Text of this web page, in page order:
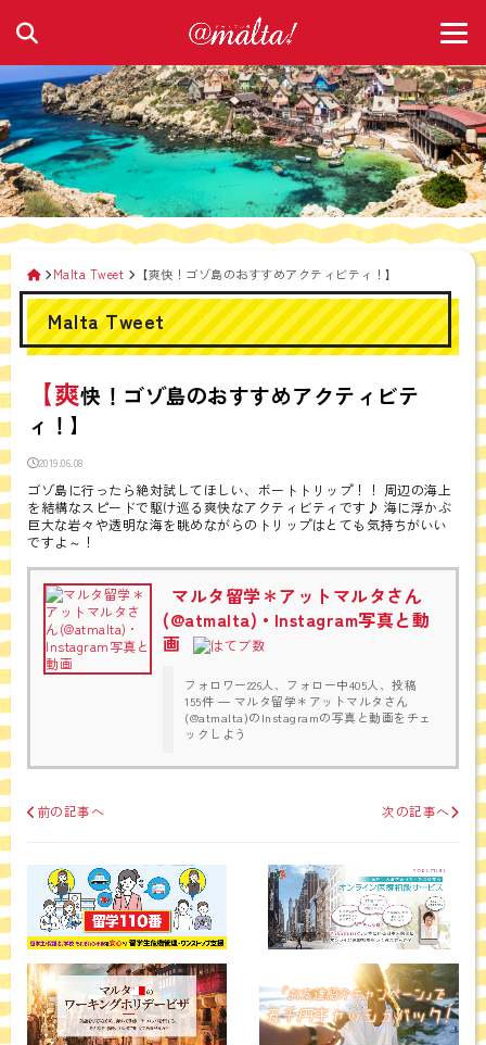
Malta Tweet 【爽快！ゴゾ島のおすすめアクティビティ！】
Malta Tweet
【爽快！ゴゾ島のおすすめアクティビテ
ィ！】
2019.06.08
ゴゾ島に行ったら絶対試してほしい、ボートトリップ！！ 周辺の海上
を結構なスピードで駆け巡る爽快なアクティビティです♪ 海に浮かぶ
巨大な岩々や透明な海を眺めながらのトリップはとても気持ちがいい
ですよ～！
マルタ留学＊アットマルタさん
(@atmalta) • Instagram写真と動
画
フォロワー226人、フォロー中405人、投稿
155件 ― マルタ留学＊アットマルタさん
(@atmalta)のInstagramの写真と動画をチェ
ックしよう
前の記事へ 次の記事へ